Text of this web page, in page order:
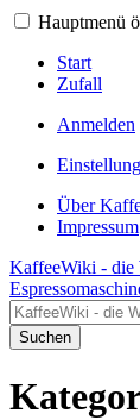
Hauptmenü
Start
Zufall
Anmelden
Über
Impressum
KaffeeWiki - die
Suchen